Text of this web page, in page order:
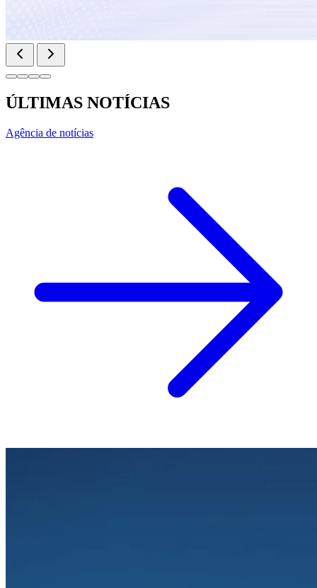
ÚLTIMAS NOTÍCIAS
Agência de notícias